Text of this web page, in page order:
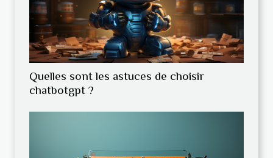
Quelles sont les astuces de choisir
chatbotgpt ?